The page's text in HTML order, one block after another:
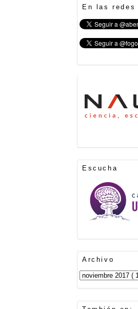
En las redes
Escucha
Archivo